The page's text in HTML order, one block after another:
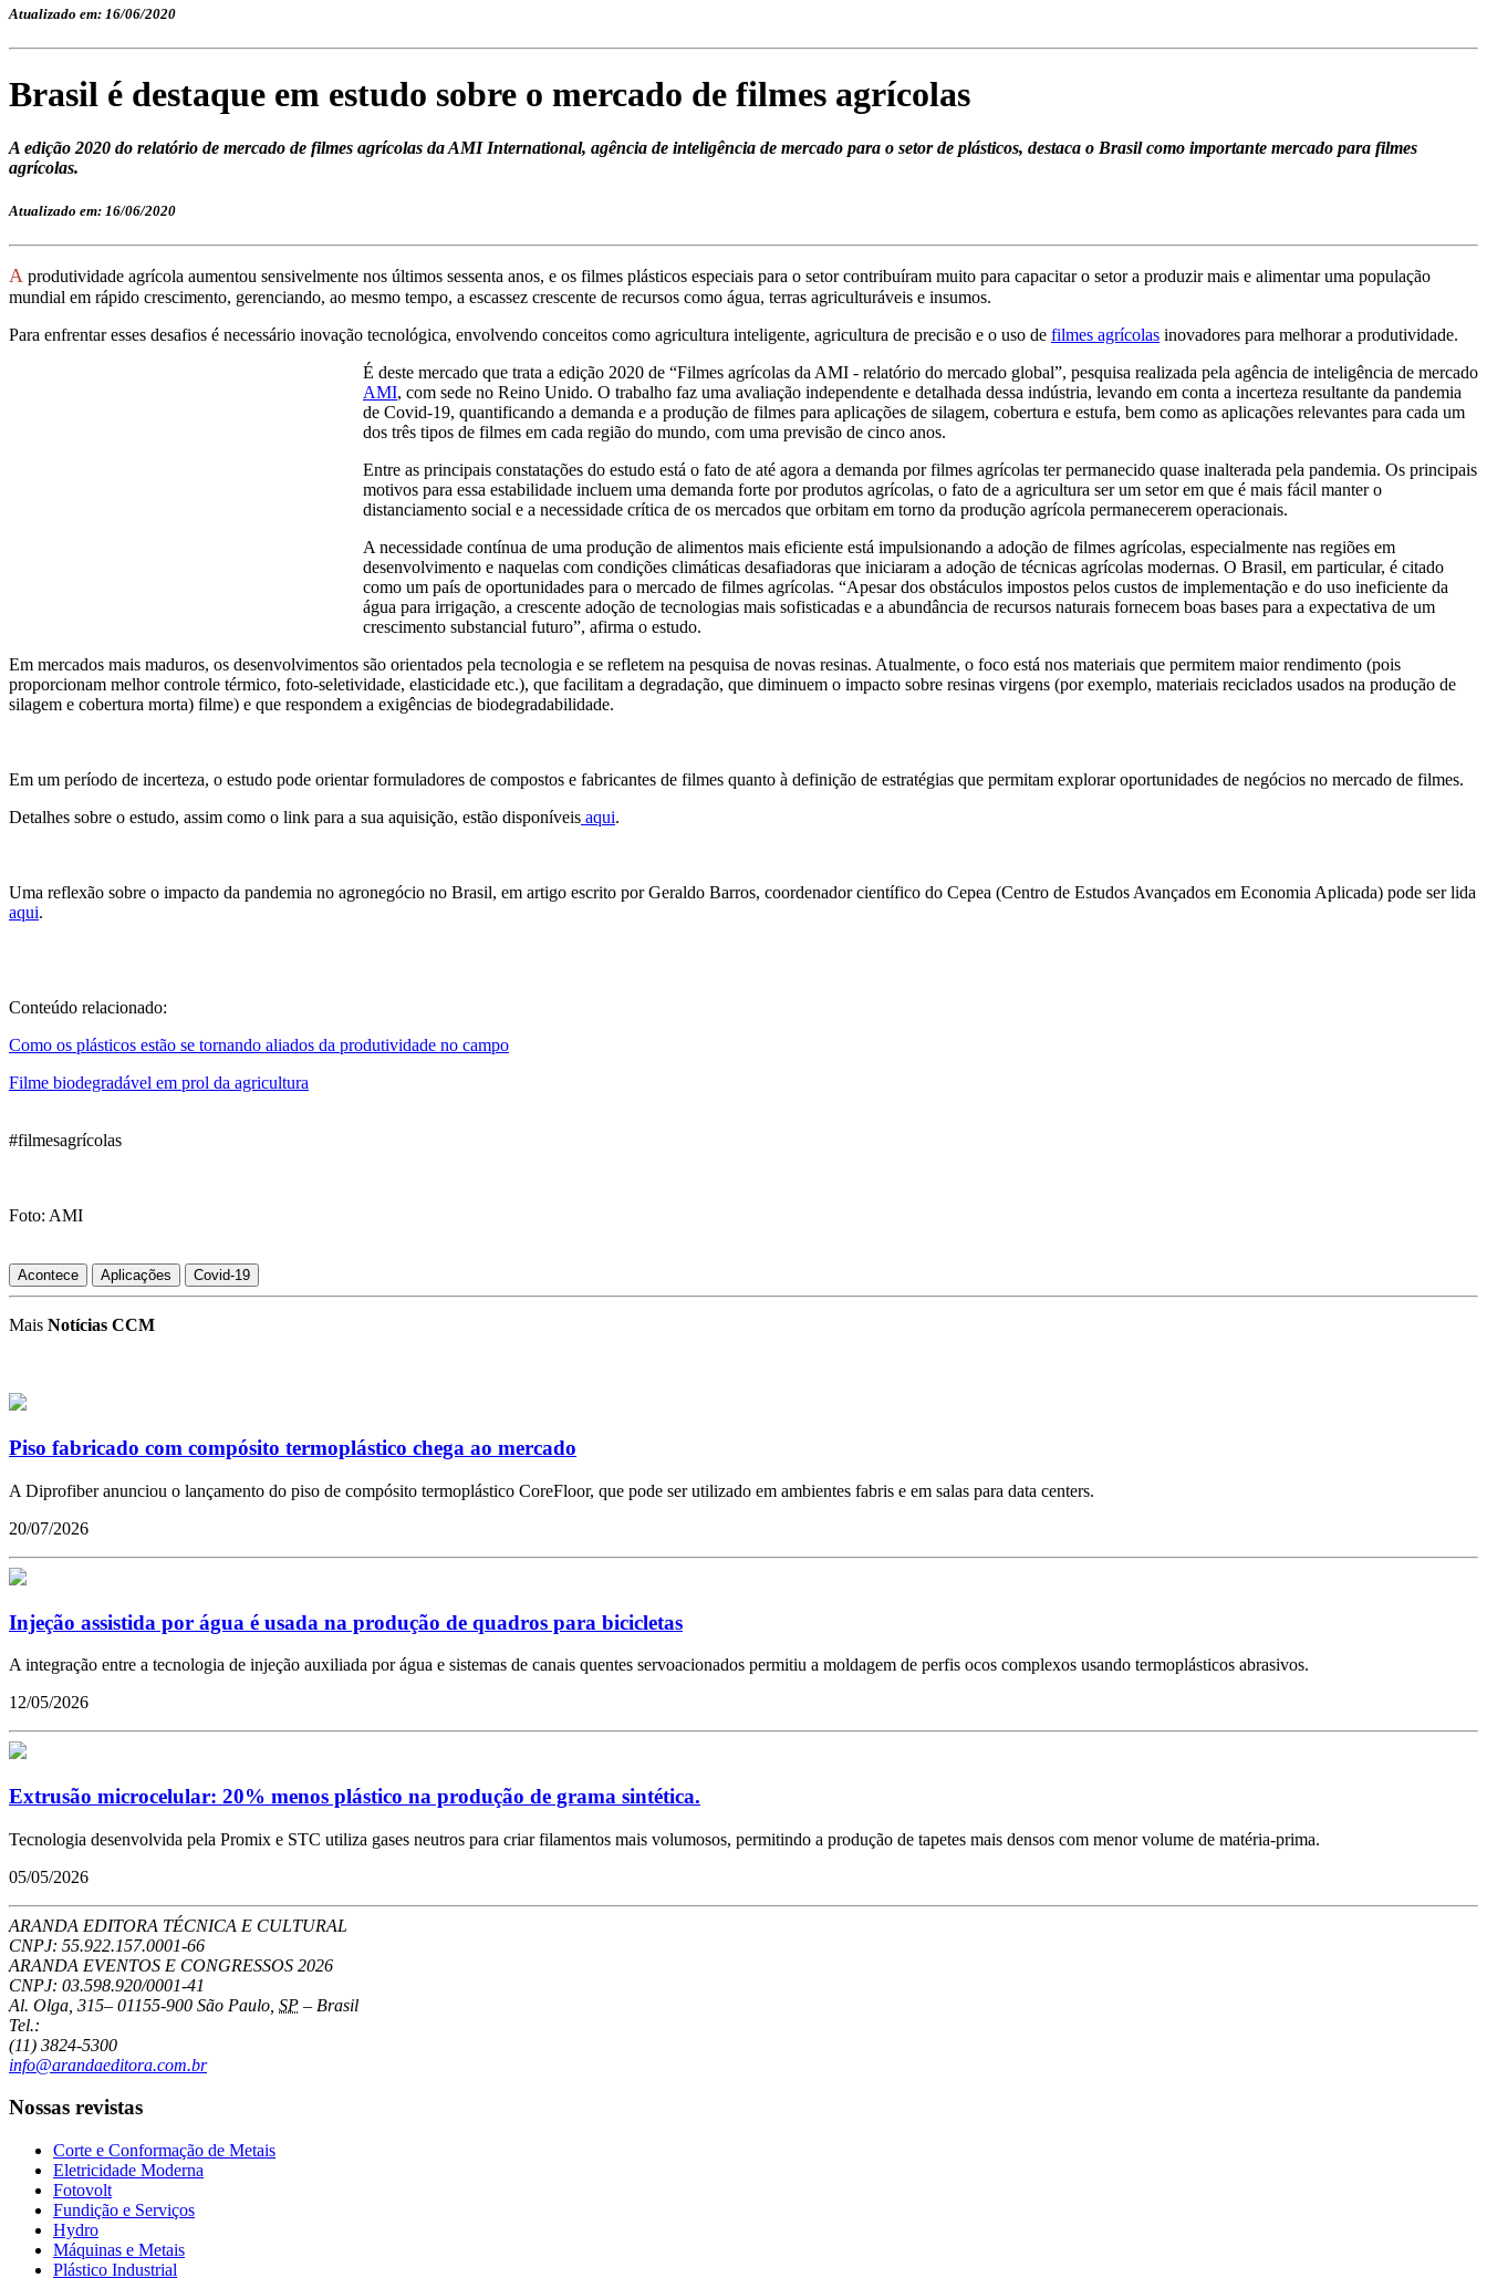
Atualizado em: 16/06/2020
Brasil é destaque em estudo sobre o mercado de filmes agrícolas
A edição 2020 do relatório de mercado de filmes agrícolas da AMI International, agência de inteligência de mercado para o setor de plásticos, destaca o Brasil como importante mercado para filmes
agrícolas.
Atualizado em: 16/06/2020
A produtividade agrícola aumentou sensivelmente nos últimos sessenta anos, e os filmes plásticos especiais para o setor contribuíram muito para capacitar o setor a produzir mais e alimentar uma população
mundial em rápido crescimento, gerenciando, ao mesmo tempo, a escassez crescente de recursos como água, terras agriculturáveis e insumos.
Para enfrentar esses desafios é necessário inovação tecnológica, envolvendo conceitos como agricultura inteligente, agricultura de precisão e o uso de filmes agrícolas inovadores para melhorar a produtividade.
É deste mercado que trata a edição 2020 de “Filmes agrícolas da AMI - relatório do mercado global”, pesquisa realizada pela agência de inteligência de mercado
AMI, com sede no Reino Unido. O trabalho faz uma avaliação independente e detalhada dessa indústria, levando em conta a incerteza resultante da pandemia
de Covid-19, quantificando a demanda e a produção de filmes para aplicações de silagem, cobertura e estufa, bem como as aplicações relevantes para cada um
dos três tipos de filmes em cada região do mundo, com uma previsão de cinco anos.
Entre as principais constatações do estudo está o fato de até agora a demanda por filmes agrícolas ter permanecido quase inalterada pela pandemia. Os principais
motivos para essa estabilidade incluem uma demanda forte por produtos agrícolas, o fato de a agricultura ser um setor em que é mais fácil manter o
distanciamento social e a necessidade crítica de os mercados que orbitam em torno da produção agrícola permanecerem operacionais.
A necessidade contínua de uma produção de alimentos mais eficiente está impulsionando a adoção de filmes agrícolas, especialmente nas regiões em
desenvolvimento e naquelas com condições climáticas desafiadoras que iniciaram a adoção de técnicas agrícolas modernas. O Brasil, em particular, é citado
como um país de oportunidades para o mercado de filmes agrícolas. “Apesar dos obstáculos impostos pelos custos de implementação e do uso ineficiente da
água para irrigação, a crescente adoção de tecnologias mais sofisticadas e a abundância de recursos naturais fornecem boas bases para a expectativa de um
crescimento substancial futuro”, afirma o estudo.
Em mercados mais maduros, os desenvolvimentos são orientados pela tecnologia e se refletem na pesquisa de novas resinas. Atualmente, o foco está nos materiais que permitem maior rendimento (pois
proporcionam melhor controle térmico, foto-seletividade, elasticidade etc.), que facilitam a degradação, que diminuem o impacto sobre resinas virgens (por exemplo, materiais reciclados usados na produção de
silagem e cobertura morta) filme) e que respondem a exigências de biodegradabilidade.
Em um período de incerteza, o estudo pode orientar formuladores de compostos e fabricantes de filmes quanto à definição de estratégias que permitam explorar oportunidades de negócios no mercado de filmes.
Detalhes sobre o estudo, assim como o link para a sua aquisição, estão disponíveis aqui.
Uma reflexão sobre o impacto da pandemia no agronegócio no Brasil, em artigo escrito por Geraldo Barros, coordenador científico do Cepea (Centro de Estudos Avançados em Economia Aplicada) pode ser lida
aqui.
Conteúdo relacionado:
Como os plásticos estão se tornando aliados da produtividade no campo
Filme biodegradável em prol da agricultura
#filmesagrícolas
Foto: AMI
Acontece Aplicações Covid-19
Mais Notícias CCM
Piso fabricado com compósito termoplástico chega ao mercado
A Diprofiber anunciou o lançamento do piso de compósito termoplástico CoreFloor, que pode ser utilizado em ambientes fabris e em salas para data centers.
20/07/2026
Injeção assistida por água é usada na produção de quadros para bicicletas
A integração entre a tecnologia de injeção auxiliada por água e sistemas de canais quentes servoacionados permitiu a moldagem de perfis ocos complexos usando termoplásticos abrasivos.
12/05/2026
Extrusão microcelular: 20% menos plástico na produção de grama sintética.
Tecnologia desenvolvida pela Promix e STC utiliza gases neutros para criar filamentos mais volumosos, permitindo a produção de tapetes mais densos com menor volume de matéria-prima.
05/05/2026
ARANDA EDITORA TÉCNICA E CULTURAL
CNPJ: 55.922.157.0001-66
ARANDA EVENTOS E CONGRESSOS 2026
CNPJ: 03.598.920/0001-41
Al. Olga, 315– 01155-900 São Paulo SP – Brasil
Tel.:
(11) 3824-5300
info@arandaeditora.com.br
Nossas revistas
Corte e Conformação de Metais
Eletricidade Moderna
Fotovolt
Fundição e Serviços
Hydro
Máquinas e Metais
Plástico Industrial